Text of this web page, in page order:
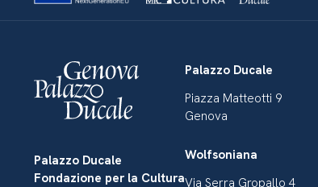
Palazzo Ducale
Fondazione per la Cultura
Palazzo Ducale
Piazza Matteotti 9
Genova
Wolfsoniana
Via Serra Gropallo 4